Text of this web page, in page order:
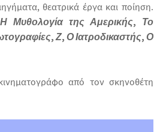
θεατρικά έργα και ποίηση.
Η Μυθολογία της Αμερικής, Το
,Ζ, Ο Ιατροδικαστής, Ο
από τον σκηνοθέτη